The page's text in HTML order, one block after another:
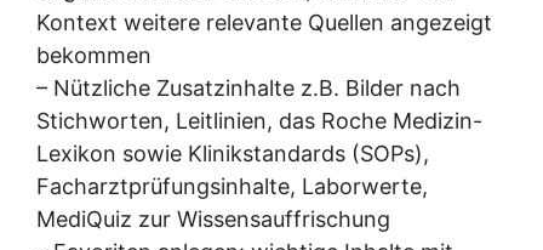
Kontext weitere relevante Quellen angezeigt
bekommen
– Nützliche Zusatzinhalte z.B. Bilder nach
Stichworten, Leitlinien, das Roche Medizin-
Lexikon sowie Klinikstandards (SOPs),
Facharztprüfungsinhalte, Laborwerte,
MediQuiz zur Wissensauffrischung